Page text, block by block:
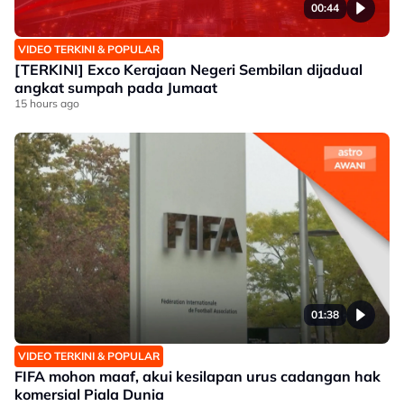
00:44
VIDEO TERKINI & POPULAR
[TERKINI] Exco Kerajaan Negeri Sembilan dijadual
angkat sumpah pada Jumaat
15 hours ago
01:38
VIDEO TERKINI & POPULAR
FIFA mohon maaf, akui kesilapan urus cadangan hak
komersial Piala Dunia